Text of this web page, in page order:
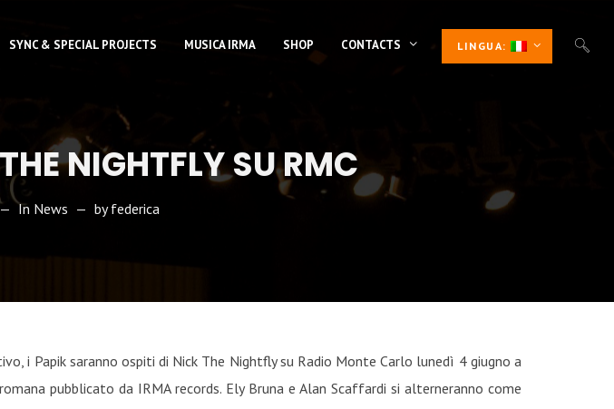
SYNC & SPECIAL PROJECTS MUSICA IRMA SHOP CONTACTS LINGUA:
NIGHTFLY SU RMC
In News byfederica
i Papik saranno ospiti di Nick The Nightfly su Radio Monte Carlo lunedì 4 giugno a
pubblicato da IRMA records. Ely Bruna e Alan Scaffardi si alterneranno come